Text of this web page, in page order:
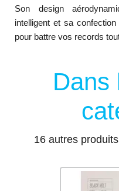
Son design
intelligent et sa
pour battre vos records
Dans
16 autres